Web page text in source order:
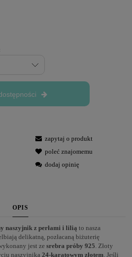
zapytaj o produkt
poleć znajomemu
dodaj opinię
OPIS
naszyjnik z perłami i lilią to nasza
delikatną, pozłacaną biżuterię
jest ze srebra próby 925 . Złoty
naszyjnika 24-karatowym złotem . Jeśli